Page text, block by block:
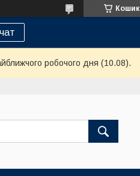
Кошик
робочого дня (10.08).